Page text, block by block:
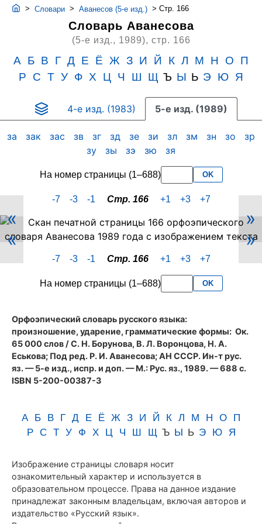
> Словари > Аванесов (5-е изд.) > Стр. 166
Словарь Аванесова
(5-е изд., 1989), стр. 166
А Б В Г Д Е Ё Ж З И Й К Л М Н О
П
Р
С Т У Ф Х Ц Ч Ш Щ Ъ Ы Ь Э Ю Я
4-е изд. (1983) 5-е изд. (1989)
за зак зас зв зг зд зе зи зл зм зн зо
зр
зу
зы зэ зю зя
На номер страницы (1–688) OK
-7 -3 -1 Стр. 166 +1 +3 +7
Скан
PDF-
страницы
166
Аванесова
«
»
«
»
-7 -3 -1 Стр. 166 +1 +3 +7
На номер страницы (1–688) OK
Орфоэпический словарь русского языка:
произношение, ударение, грамматические формы: Ок.
65 000 слов / С. Н. Борунова, В. Л. Воронцова, Н. А.
Еськова; Под ред. Р. И. Аванесова; АН СССР. Ин-т рус.
яз. — 5-е изд., испр. и доп. — М.: Рус. яз., 1989. — 688 с.
ISBN 5-200-00387-3
А Б В Г Д Е Ё Ж З И Й К Л М Н О П
Р С Т У Ф Х Ц Ч Ш Щ Ъ Ы Ь Э Ю Я
Изображение страницы словаря носит
ознакомительный характер и используется в
образовательном процессе. Права на данное издание
принадлежат законным владельцам, включая авторов и
издательство «Русский язык».